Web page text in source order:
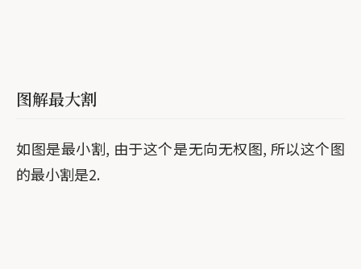
图解最大割
如图是最小割, 由于这个是无向无权图, 所以这个图
的最小割是2.